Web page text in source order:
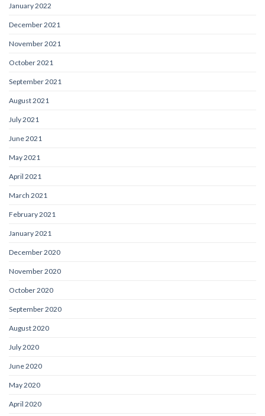
January 2022
December 2021
November 2021
October 2021
September 2021
August 2021
July 2021
June 2021
May 2021
April 2021
March 2021
February 2021
January 2021
December 2020
November 2020
October 2020
September 2020
August 2020
July 2020
June 2020
May 2020
April 2020